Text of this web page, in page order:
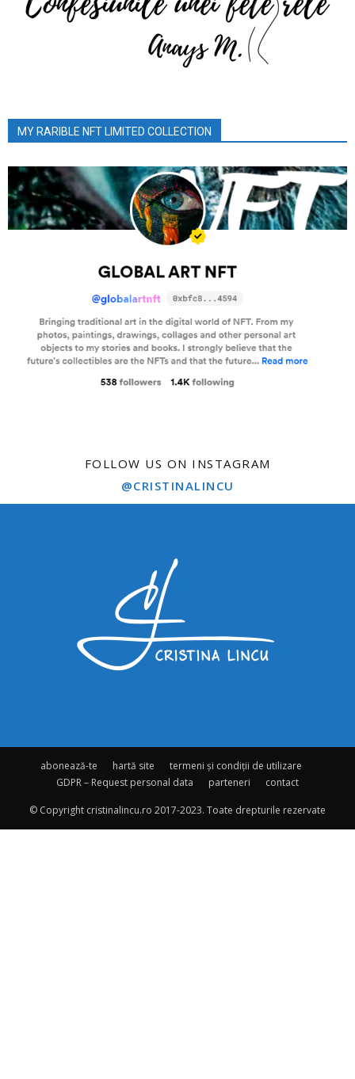
MY RARIBLE NFT LIMITED COLLECTION
FOLLOW US ON INSTAGRAM
@CRISTINALINCU
abonează-te hartă site
termeni și condiții de utilizare
GDPR – Request personal data
parteneri contact
© Copyright cristinalincu.ro 2017-2023. Toate drepturile rezervate